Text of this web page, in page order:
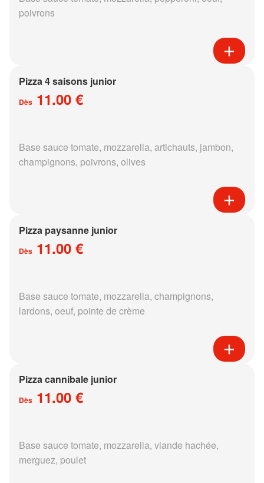
poivrons
Pizza 4 saisons junior
Dès 11.00 €
Base sauce tomate, mozzarella, artichauts, jambon,
champignons, poivrons, olives
Pizza paysanne junior
Dès 11.00 €
Base sauce tomate, mozzarella, champignons,
lardons, oeuf, pointe de crème
Pizza cannibale junior
Dès 11.00 €
Base sauce tomate, mozzarella, viande hachée,
merguez, poulet